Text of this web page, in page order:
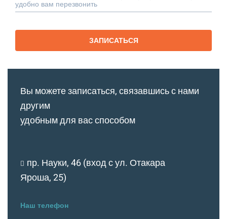
ЗАПИСАТЬСЯ
Вы можете записаться, связавшись с нами
другим
удобным для вас способом
пр. Науки, 46 (вход с ул. Отакара
Яроша, 25)
Наш телефон